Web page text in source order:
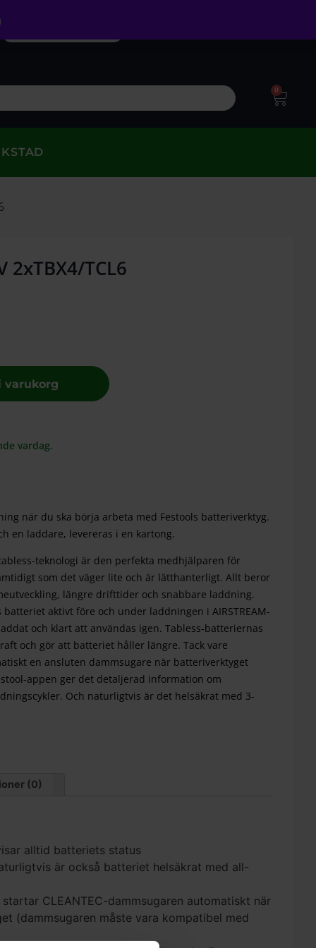
0
2xTBX4/TCL6
varukorg
vardag.
när du ska börja arbeta med Festools batteriverktyg.
en laddare, levereras i en kartong.
teknologi är den perfekta medhjälparen för
som det väger lite och är lätthanterligt. Allt beror
längre drifttider och snabbare laddning.
batteriet aktivt före och under laddningen i AIRSTREAM-
och klart att användas igen. Tabless-batteriernas
och gör att batteriet håller längre. Tack vare
en ansluten dammsugare när batteriverktyget
appen ger det detaljerad information om
Och naturligtvis är det helsäkrat med 3-
(0)
alltid batteriets status
är också batteriet helsäkrat med all-
CLEANTEC-dammsugaren automatiskt när
(dammsugaren måste vara kompatibel med